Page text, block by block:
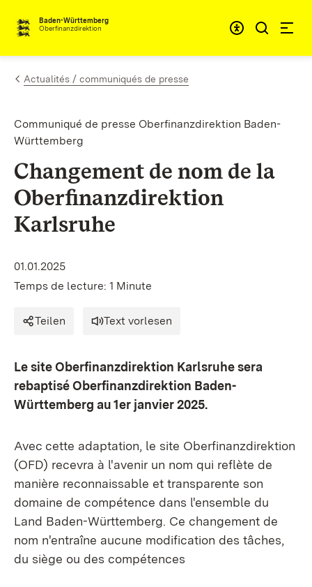
Passer au contenu
Baden-Württemberg
Oberfinanzdirektion
Actualités / communiqués de presse
Communiqué de presse Oberfinanzdirektion Baden-
Württemberg
Changement de nom de la
Oberfinanzdirektion
Karlsruhe
01.01.2025
Temps de lecture: 1 Minute
Teilen Text vorlesen
Le site Oberfinanzdirektion Karlsruhe sera
rebaptisé Oberfinanzdirektion Baden-
Württemberg au 1er janvier 2025.
Avec cette adaptation, le site Oberfinanzdirektion
(OFD) recevra à l'avenir un nom qui reflète de
manière reconnaissable et transparente son
domaine de compétence dans l'ensemble du
Land Baden-Württemberg. Ce changement de
nom n'entraîne aucune modification des tâches,
du siège ou des compétences